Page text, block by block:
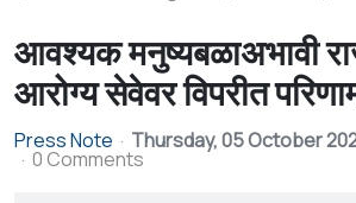
आवश्यक मनुष्यबळाअभावी
आरोग्य सेवेवर विपरीत
Press Note Thursday, 05 October
0 Comments